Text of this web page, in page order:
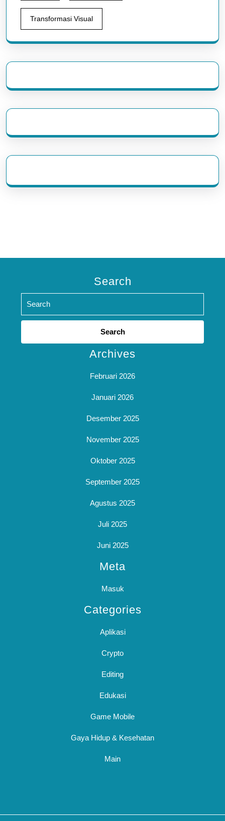
Transformasi Visual
Search
Search
Archives
Februari 2026
Januari 2026
Desember 2025
November 2025
Oktober 2025
September 2025
Agustus 2025
Juli 2025
Juni 2025
Meta
Masuk
Categories
Aplikasi
Crypto
Editing
Edukasi
Game Mobile
Gaya Hidup & Kesehatan
Main